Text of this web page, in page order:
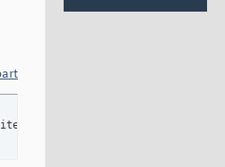
= Surfacesite.Nomsite;